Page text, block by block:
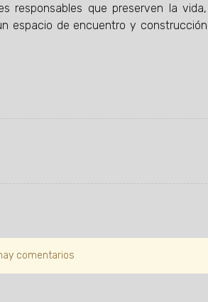
responsables que preserven la
espacio de encuentro y
comentarios